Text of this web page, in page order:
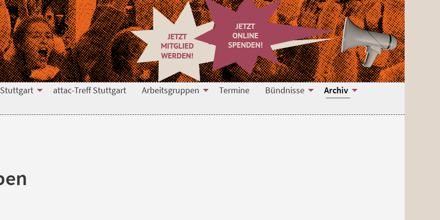
attac-Treff Stuttgart Arbeitsgruppen Termine Bündnisse
Archiv